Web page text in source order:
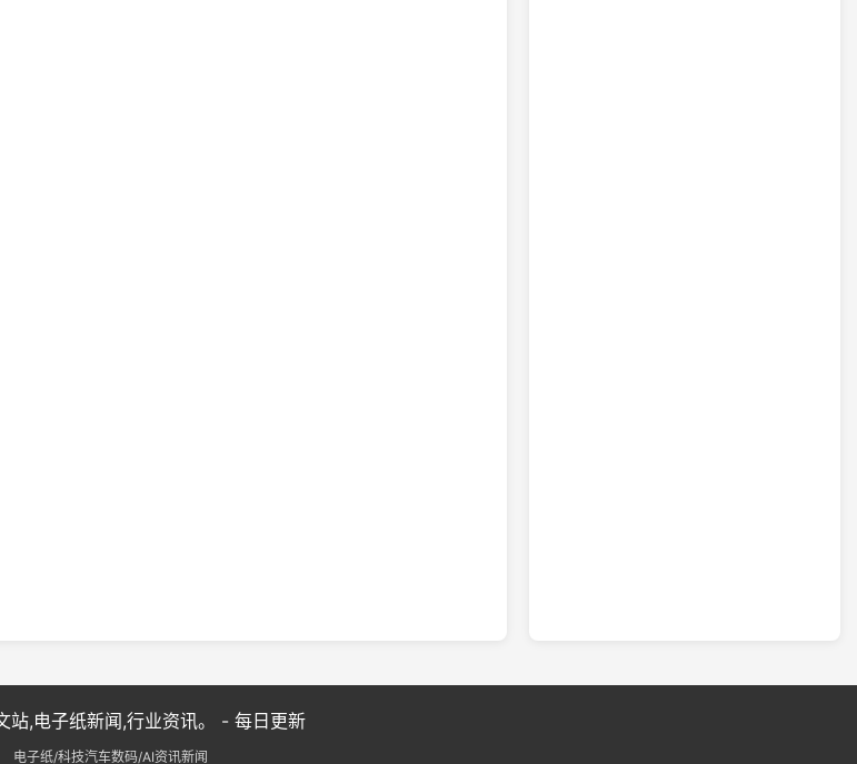
站,电子纸新闻,行业资讯。 - 每日更新
电子纸/科技汽车数码/AI资讯新闻